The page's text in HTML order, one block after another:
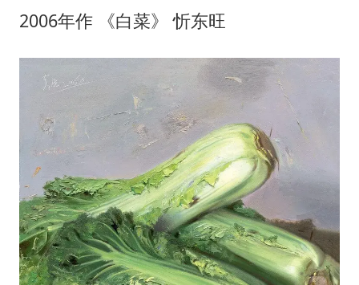
2006年作 《白菜》 忻东旺